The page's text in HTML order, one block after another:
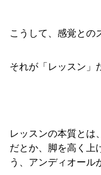
こうして、感覚との
それが「レッスン」
レッスンの本質とは
だとか、脚を高く上
う、アンディオール